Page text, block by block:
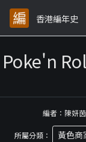
香港編年史
Poke'n
編者：陳妍茵
所屬分類： 黃色商